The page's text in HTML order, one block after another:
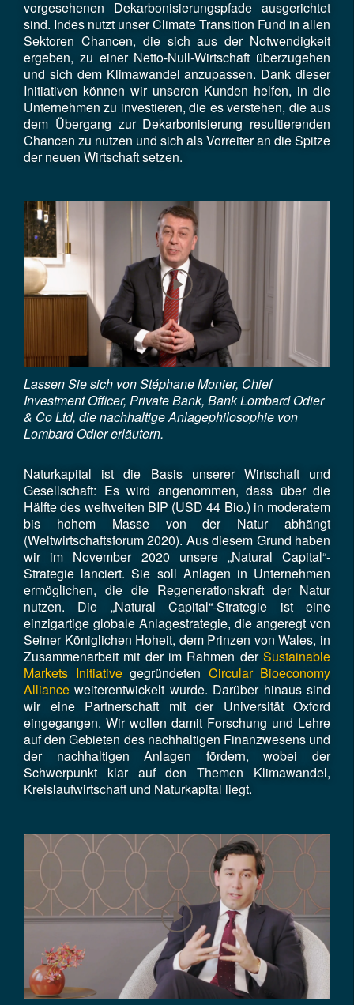
vorgesehenen Dekarbonisierungspfade ausgerichtet
sind. Indes nutzt unser Climate Transition Fund in allen
Sektoren Chancen, die sich aus der Notwendigkeit
ergeben, zu einer Netto-Null-Wirtschaft überzugehen
und sich dem Klimawandel anzupassen. Dank dieser
Initiativen können wir unseren Kunden helfen, in die
Unternehmen zu investieren, die es verstehen, die aus
dem Übergang zur Dekarbonisierung resultierenden
Chancen zu nutzen und sich als Vorreiter an die Spitze
der neuen Wirtschaft setzen.
Lassen Sie sich von Stéphane Monier, Chief
Investment Officer, Private Bank, Bank Lombard Odier
& Co Ltd, die nachhaltige Anlagephilosophie von
Lombard Odier erläutern.
Naturkapital ist die Basis unserer Wirtschaft und
Gesellschaft: Es wird angenommen, dass über die
Hälfte des weltweiten BIP (USD 44 Bio.) in moderatem
bis hohem Masse von der Natur abhängt
(Weltwirtschaftsforum 2020). Aus diesem Grund haben
wir im November 2020 unsere „Natural Capital“-
Strategie lanciert. Sie soll Anlagen in Unternehmen
ermöglichen, die die Regenerationskraft der Natur
nutzen. Die „Natural Capital“-Strategie ist eine
einzigartige globale Anlagestrategie, die angeregt von
Seiner Königlichen Hoheit, dem Prinzen von Wales, in
Zusammenarbeit mit der im Rahmen der Sustainable
Markets Initiativegegründeten Circular Bioeconomy
Alliance weiterentwickelt wurde. Darüber hinaus sind
wir eine Partnerschaft mit der Universität Oxford
eingegangen. Wir wollen damit Forschung und Lehre
auf den Gebieten des nachhaltigen Finanzwesens und
der nachhaltigen Anlagen fördern, wobei der
Schwerpunkt klar auf den Themen Klimawandel,
Kreislaufwirtschaft und Naturkapital liegt.